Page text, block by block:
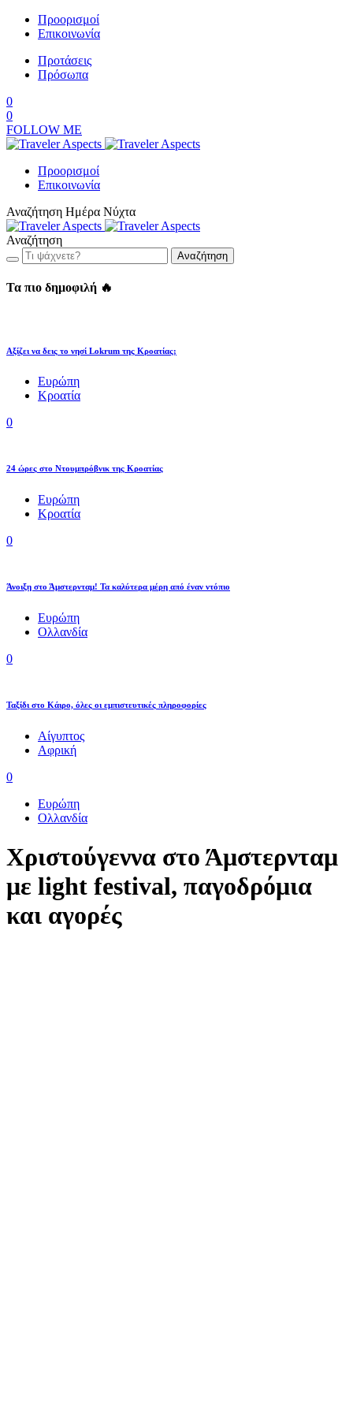
Προορισμοί
Επικοινωνία
Προτάσεις
Πρόσωπα
0
0
FOLLOW ME
Προορισμοί
Επικοινωνία
Αναζήτηση Ημέρα Νύχτα
Αναζήτηση
Αναζήτηση
Τα πιο δημοφιλή 🔥
Αξίζει να δεις το νησί Lokrum της Κροατίας;
Ευρώπη
Κροατία
0
24 ώρες στο Ντουμπρόβνικ της Κροατίας
Ευρώπη
Κροατία
0
Άνοιξη στο Άμστερνταμ! Τα καλύτερα μέρη από έναν ντόπιο
Ευρώπη
Ολλανδία
0
Ταξίδι στο Κάιρο, όλες οι εμπιστευτικές πληροφορίες
Αίγυπτος
Αφρική
0
Ευρώπη
Ολλανδία
Χριστούγεννα στο Άμστερνταμ
με light festival, παγοδρόμια
και αγορές